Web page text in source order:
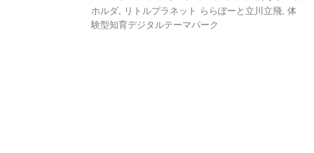
ホルダ, リトルプラネット ららぽーと立川立飛, 体
験型知育デジタルテーマパーク